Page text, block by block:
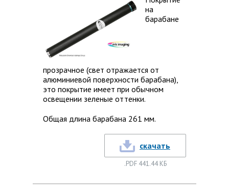
на
барабане
прозрачное (свет отражается от
алюминиевой поверхности барабана),
это покрытие имеет при обычном
освещении зеленые оттенки.
Общая длина барабана 261 мм.
скачать
.PDF 441.44 КБ